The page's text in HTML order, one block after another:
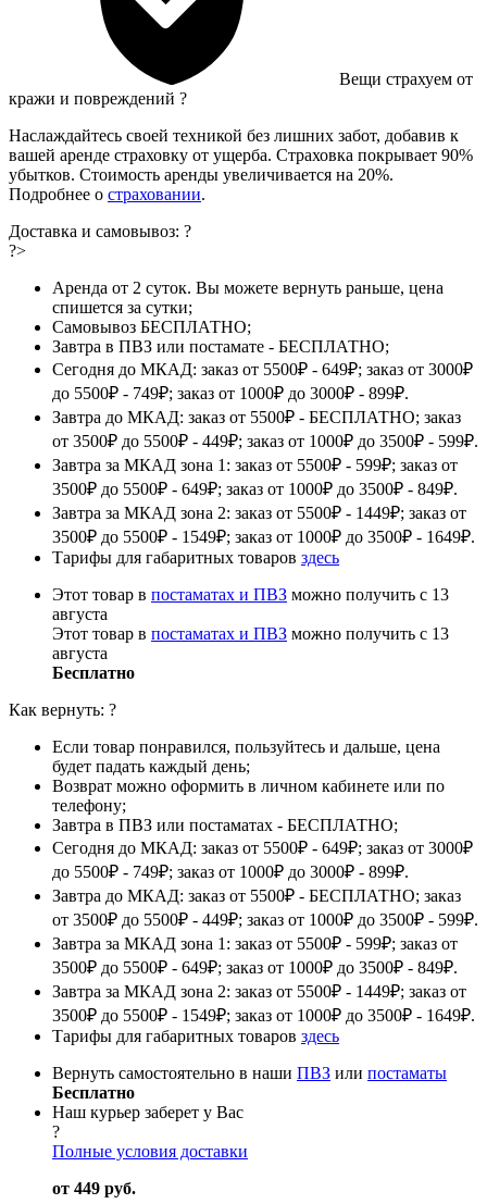
Вещи страхуем от
кражи и повреждений ?
Наслаждайтесь своей техникой без лишних забот, добавив к
вашей аренде страховку от ущерба. Страховка покрывает 90%
убытков. Стоимость аренды увеличивается на 20%.
Подробнее о страховании.
Доставка и самовывоз: ?
?>
Аренда от 2 суток. Вы можете вернуть раньше, цена
спишется за сутки;
Самовывоз БЕСПЛАТНО;
Завтра в ПВЗ или постамате - БЕСПЛАТНО;
Сегодня до МКАД: заказ от 5500₽ - 649₽; заказ от 3000₽
до 5500₽ - 749₽; заказ от 1000₽ до 3000₽ - 899₽.
Завтра до МКАД: заказ от 5500₽ - БЕСПЛАТНО; заказ
от 3500₽ до 5500₽ - 449₽; заказ от 1000₽ до 3500₽ - 599₽.
Завтра за МКАД зона 1: заказ от 5500₽ - 599₽; заказ от
3500₽ до 5500₽ - 649₽; заказ от 1000₽ до 3500₽ - 849₽.
Завтра за МКАД зона 2: заказ от 5500₽ - 1449₽; заказ от
3500₽ до 5500₽ - 1549₽; заказ от 1000₽ до 3500₽ - 1649₽.
Тарифы для габаритных товаров здесь
Этот товар в постаматах и ПВЗ можно получить с 13
августа
Этот товар в постаматах и ПВЗ можно получить с 13
августа
Бесплатно
Как вернуть: ?
Если товар понравился, пользуйтесь и дальше, цена
будет падать каждый день;
Возврат можно оформить в личном кабинете или по
телефону;
Завтра в ПВЗ или постаматах - БЕСПЛАТНО;
Сегодня до МКАД: заказ от 5500₽ - 649₽; заказ от 3000₽
до 5500₽ - 749₽; заказ от 1000₽ до 3000₽ - 899₽.
Завтра до МКАД: заказ от 5500₽ - БЕСПЛАТНО; заказ
от 3500₽ до 5500₽ - 449₽; заказ от 1000₽ до 3500₽ - 599₽.
Завтра за МКАД зона 1: заказ от 5500₽ - 599₽; заказ от
3500₽ до 5500₽ - 649₽; заказ от 1000₽ до 3500₽ - 849₽.
Завтра за МКАД зона 2: заказ от 5500₽ - 1449₽; заказ от
3500₽ до 5500₽ - 1549₽; заказ от 1000₽ до 3500₽ - 1649₽.
Тарифы для габаритных товаров здесь
Вернуть самостоятельно в наши ПВЗ или постаматы
Бесплатно
Наш курьер заберет у Вас
?
Полные условия доставки
от 449 руб.